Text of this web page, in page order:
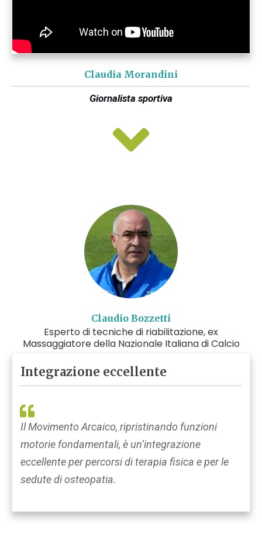
Claudia Morandini
Giornalista sportiva
Claudio Bozzetti
Esperto di tecniche di riabilitazione, ex
Massaggiatore della Nazionale Italiana di Calcio
Integrazione eccellente
Il Movimento Arcaico, ripristinando funzioni
motorie fondamentali, è un’integrazione
eccellente per percorsi di terapia fisica e per le
sedute di osteopatia.